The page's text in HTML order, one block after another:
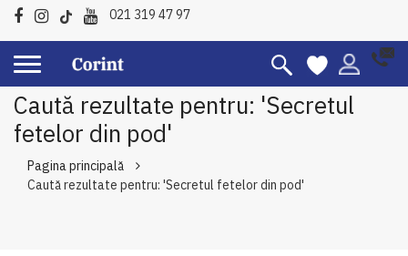
021 319 47 97
Caută rezultate pentru: 'Secretul
fetelor din pod'
Pagina principală
Caută rezultate pentru: 'Secretul fetelor din pod'